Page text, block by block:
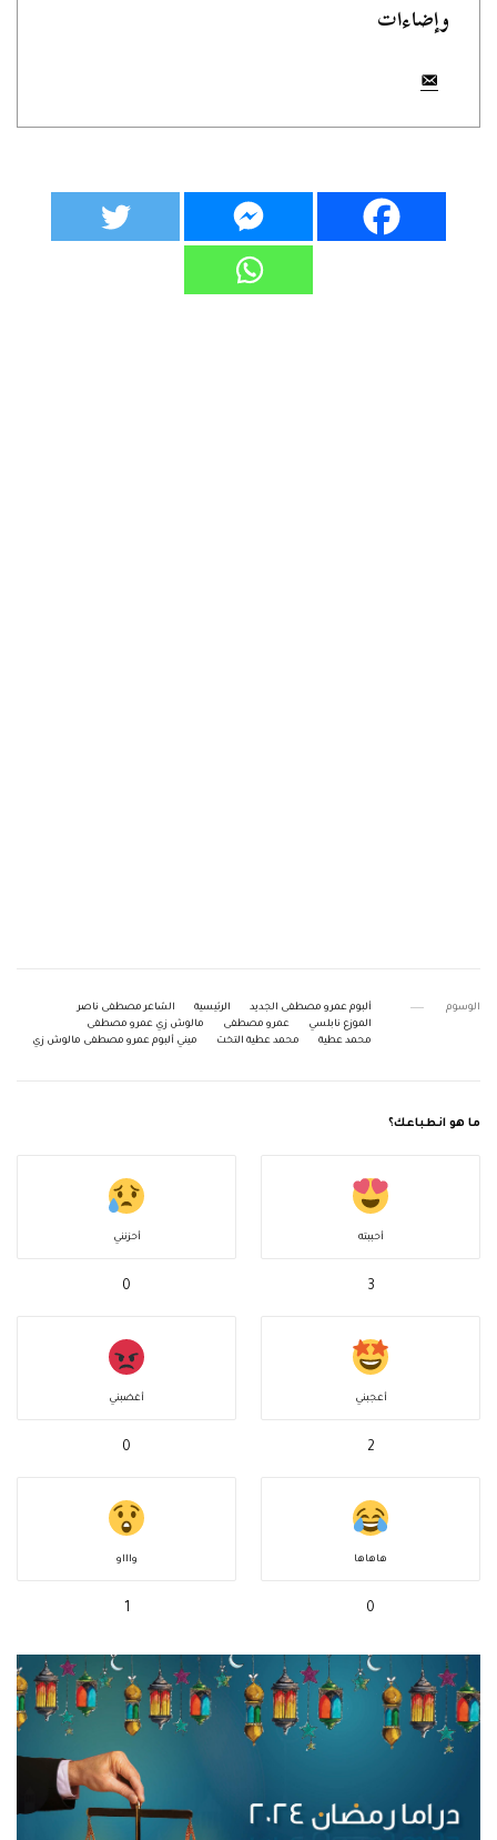
وإضاءات
الوسوم ألبوم عمرو مصطفى الجديد الرئيسية
الشاعر مصطفى ناصر
الموزع نابلسي
عمرو مصطفى
مالوش زي عمرو مصطفى
محمد عطية
محمد عطية التخت ميني ألبوم عمرو مصطفى مالوش زي
ما هو انطباعك؟
أحببته
3
أحزنني
0
أعجبني
2
أغضبني
0
هاهاها
0
واااو
1